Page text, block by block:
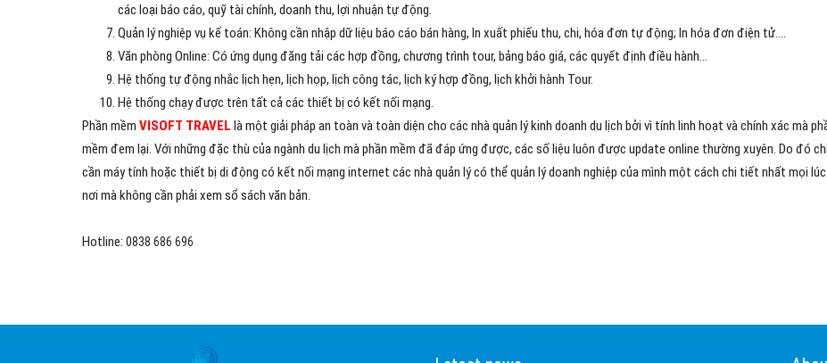
các loại báo cáo, quỹ tài chính, doanh thu, lợi nhuận tự động.
Quản lý nghiệp vụ kế toán: Không cần nhập dữ liệu báo cáo bán hàng, In xuất phiếu thu, chi, hóa đơn tự động; In hóa đơn điện tử....
Văn phòng Online: Có ứng dụng đăng tải các hợp đồng, chương trình tour, bảng báo giá, các quyết định điều hành...
Hệ thống tự động nhắc lịch hẹn, lịch họp, lịch công tác, lịch ký hợp đồng, lịch khởi hành Tour.
Hệ thống chạy được trên tất cả các thiết bị có kết nối mạng.
Phần mềm VISOFT TRAVEL là một giải pháp an toàn và toàn diện cho các nhà quản lý kinh doanh du lịch bởi vì tính linh hoạt và chính xác mà
mềm đem lại. Với những đặc thù của ngành du lịch mà phần mềm đã đáp ứng được, các số liệu luôn được update online thường xuyên. Do đó
cần máy tính hoặc thiết bị di động có kết nối mạng internet các nhà quản lý có thể quản lý doanh nghiệp của mình một cách chi tiết nhất mọi
nơi mà không cần phải xem sổ sách văn bản.
Hotline: 0838 686 696